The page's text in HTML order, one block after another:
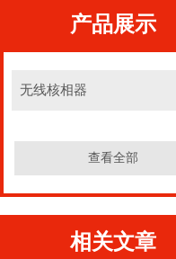
产品展示
无线核相器
查看全部
相关文章